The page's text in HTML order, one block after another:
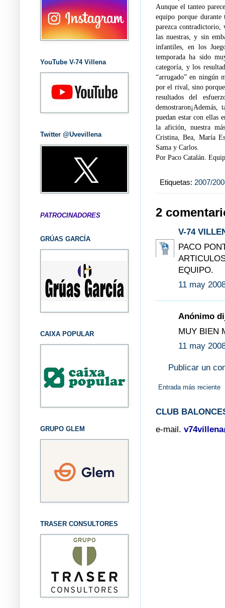
Aunque el tanteo
equipo porque
parezca contradictorio,
las nuestras, y sin
infantiles, en los
temporada ha sido
categoría, y los
“arrugado” en ningún
por el rival, sino
resultados del
puedan estar con ellas
la afición, nuestra
Cristina, Bea, María
Sama y Carlos.
Por Paco Catalán.
Etiquetas: 2007/
2
V-74
PACO
EQUIPO.
11 may
Anónimo
MUY BIEN
11 may
Publicar un
Entrada más reciente
CLUB
e-mail.
YouTube V-74 Villena
Twitter @Uvevillena
PATROCINADORES
GRÚAS GARCÍA
CAIXA POPULAR
GRUPO GLEM
TRASER CONSULTORES